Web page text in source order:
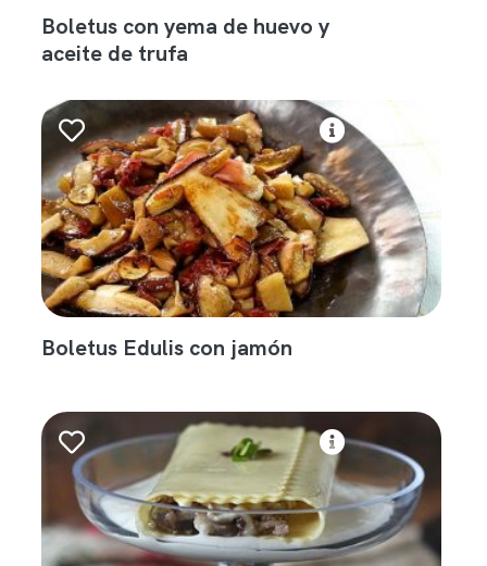
Boletus con yema de huevo y
aceite de trufa
Boletus Edulis con jamón